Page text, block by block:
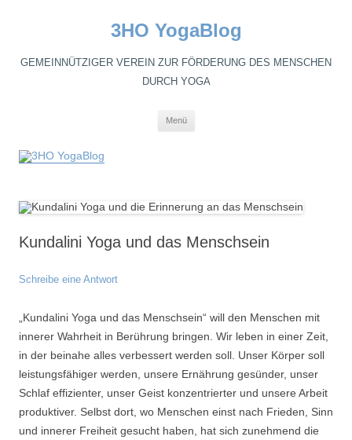
3HO YogaBlog
GEMEINNÜTZIGER VEREIN ZUR FÖRDERUNG DES MENSCHEN
DURCH YOGA
Menü
Kundalini Yoga und das Menschsein
Schreibe eine Antwort
„Kundalini Yoga und das Menschsein“ will den Menschen mit
innerer Wahrheit in Berührung bringen. Wir leben in einer Zeit,
in der beinahe alles verbessert werden soll. Unser Körper soll
leistungsfähiger werden, unsere Ernährung gesünder, unser
Schlaf effizienter, unser Geist konzentrierter und unsere Arbeit
produktiver. Selbst dort, wo Menschen einst nach Frieden, Sinn
und innerer Freiheit gesucht haben, hat sich zunehmend die